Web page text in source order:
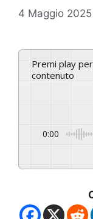
4 Maggio 2025
Premi play per ascoltare questo
contenuto
0:00